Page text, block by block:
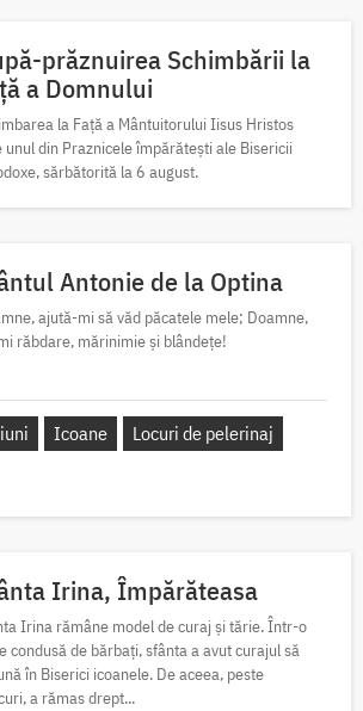
prăznuirea Schimbării la
a Domnului
la Față a Mântuitorului Iisus Hristos
unul din Praznicele împărătești ale Bisericii
sărbătorită la 6 august.
Antonie de la Optina
ajută-mi să văd păcatele mele; Doamne,
răbdare, mărinimie şi blândeţe!
Icoane
Locuri de pelerinaj
Irina, Împărăteasa
Irina rămâne model de curaj și tărie. Într-o
condusă de bărbați, sfânta a avut curajul să
în Biserici icoanele. De aceea, peste
a rămas drept...